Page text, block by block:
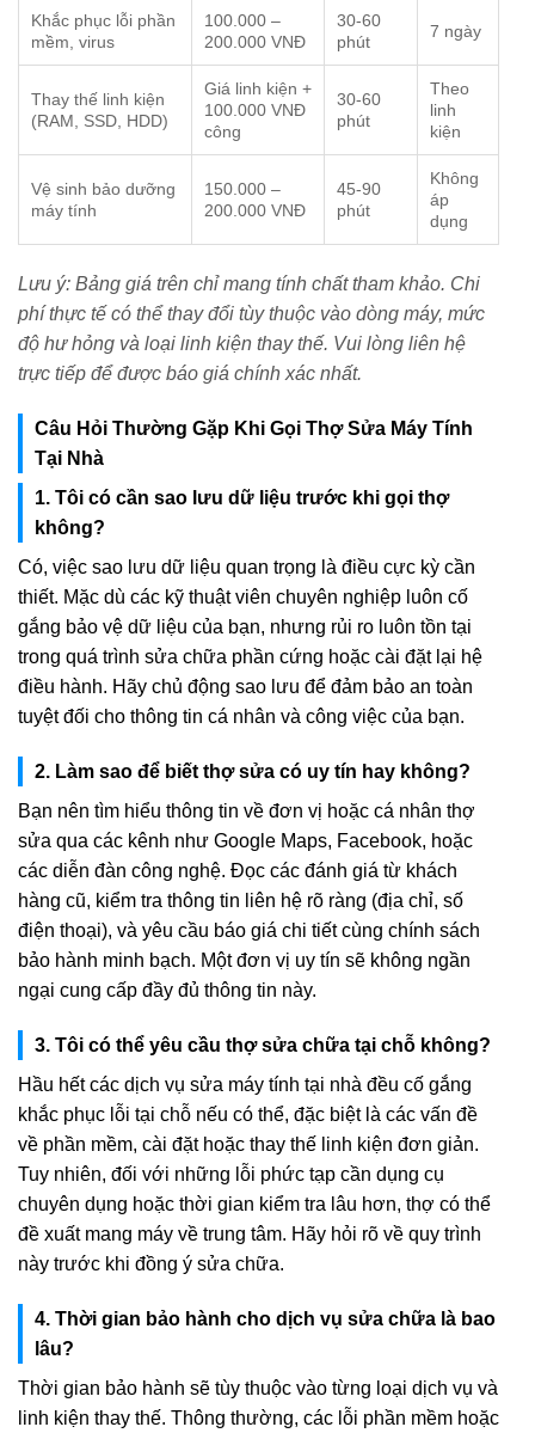
Khắc phục lỗi phần
mềm, virus
100.000 –
200.000 VNĐ
30-60
phút
7 ngày
Thay thế linh kiện
(RAM, SSD, HDD)
Giá linh kiện +
100.000 VNĐ
công
30-60
phút
Theo
linh
kiện
Vệ sinh bảo dưỡng
máy tính
150.000 –
200.000 VNĐ
45-90
phút
Không
áp
dụng
Lưu ý: Bảng giá trên chỉ mang tính chất tham khảo. Chi
phí thực tế có thể thay đổi tùy thuộc vào dòng máy, mức
độ hư hỏng và loại linh kiện thay thế. Vui lòng liên hệ
trực tiếp để được báo giá chính xác nhất.
Câu Hỏi Thường Gặp Khi Gọi Thợ Sửa Máy Tính
Tại Nhà
1. Tôi có cần sao lưu dữ liệu trước khi gọi thợ
không?
Có, việc sao lưu dữ liệu quan trọng là điều cực kỳ cần
thiết. Mặc dù các kỹ thuật viên chuyên nghiệp luôn cố
gắng bảo vệ dữ liệu của bạn, nhưng rủi ro luôn tồn tại
trong quá trình sửa chữa phần cứng hoặc cài đặt lại hệ
điều hành. Hãy chủ động sao lưu để đảm bảo an toàn
tuyệt đối cho thông tin cá nhân và công việc của bạn.
2. Làm sao để biết thợ sửa có uy tín hay không?
Bạn nên tìm hiểu thông tin về đơn vị hoặc cá nhân thợ
sửa qua các kênh như Google Maps, Facebook, hoặc
các diễn đàn công nghệ. Đọc các đánh giá từ khách
hàng cũ, kiểm tra thông tin liên hệ rõ ràng (địa chỉ, số
điện thoại), và yêu cầu báo giá chi tiết cùng chính sách
bảo hành minh bạch. Một đơn vị uy tín sẽ không ngần
ngại cung cấp đầy đủ thông tin này.
3. Tôi có thể yêu cầu thợ sửa chữa tại chỗ không?
Hầu hết các dịch vụ sửa máy tính tại nhà đều cố gắng
khắc phục lỗi tại chỗ nếu có thể, đặc biệt là các vấn đề
về phần mềm, cài đặt hoặc thay thế linh kiện đơn giản.
Tuy nhiên, đối với những lỗi phức tạp cần dụng cụ
chuyên dụng hoặc thời gian kiểm tra lâu hơn, thợ có thể
đề xuất mang máy về trung tâm. Hãy hỏi rõ về quy trình
này trước khi đồng ý sửa chữa.
4. Thời gian bảo hành cho dịch vụ sửa chữa là bao
lâu?
Thời gian bảo hành sẽ tùy thuộc vào từng loại dịch vụ và
linh kiện thay thế. Thông thường, các lỗi phần mềm hoặc